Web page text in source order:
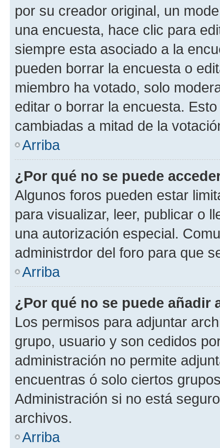
por su creador original, un
una encuesta, hace clic para
siempre esta asociado a la
pueden borrar la encuesta o
miembro ha votado, solo
editar o borrar la encuesta.
cambiadas a mitad de la
Arriba
¿Por qué no se puede
Algunos foros pueden estar
para visualizar, leer, publicar o
una autorización especial.
administrdor del foro para que
Arriba
¿Por qué no se puede añadir
Los permisos para adjuntar
grupo, usuario y son cedidos
administración no permite
encuentras ó solo ciertos
Administración si no está
archivos.
Arriba